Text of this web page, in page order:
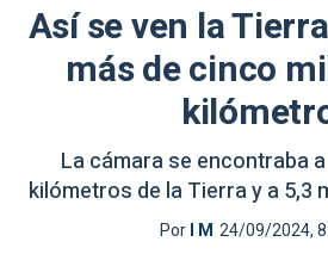
Así se ven la
más de cinco
La cámara se encontraba
kilómetros de la Tierra y a 5,3
PorI M 24/09/2024,